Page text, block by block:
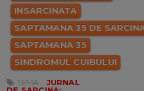
INSARCINATA
SAPTAMANA 35 DE
SAPTAMANA 35
SINDROMUL CUIBULUI
TEMA:
JURNAL